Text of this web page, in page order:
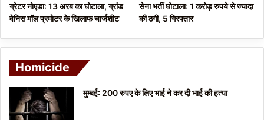
ग्रेटर नोएडा: 13 अरब का घोटाला, ग्रांड
वेनिस मॉल प्रमोटर के खिलाफ चार्जशीट
सेना भर्ती घोटाला: 1 करोड़ रुपये से ज्यादा
की ठगी, 5 गिरफ्तार
Homicide
मुम्बई: 200 रुपए के लिए भाई ने कर दी भाई की हत्या